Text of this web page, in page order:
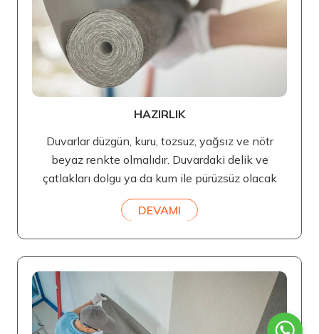
HAZIRLIK
Duvarlar düzgün, kuru, tozsuz, yağsız ve nötr
beyaz renkte olmalıdır. Duvardaki delik ve
çatlakları dolgu ya da kum ile pürüzsüz olacak
DEVAMI